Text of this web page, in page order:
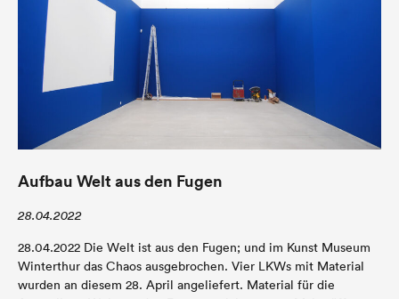
Aufbau Welt aus den Fugen
28.04.2022
28.04.2022 Die Welt ist aus den Fugen; und im Kunst Museum
Winterthur das Chaos ausgebrochen. Vier LKWs mit Material
wurden an diesem 28. April angeliefert. Material für die